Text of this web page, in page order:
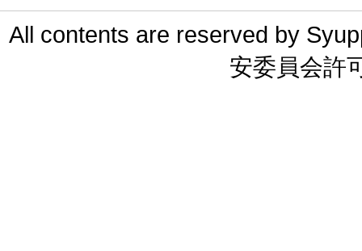
All contents are reserved by
安委員会許